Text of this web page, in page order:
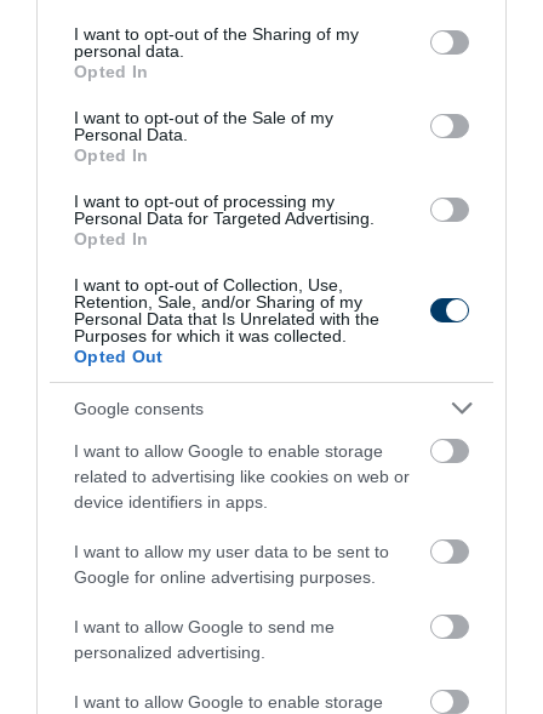
not limited to your visit or usage behaviour. You may click to
grant or deny consent to Google and its third-party tags to
use your data for below specified purposes in below Google
consent section.
I want to opt-out of the Sharing of my
personal data.
Opted In
I want to opt-out of the Sale of my
Personal Data.
Opted In
I want to opt-out of processing my
Personal Data for Targeted Advertising.
Opted In
I want to opt-out of Collection, Use,
Retention, Sale, and/or Sharing of my
Personal Data that Is Unrelated with the
Purposes for which it was collected.
Opted Out
Google consents
I want to allow Google to enable storage
related to advertising like cookies on web or
device identifiers in apps.
I want to allow my user data to be sent to
Google for online advertising purposes.
I want to allow Google to send me
personalized advertising.
I want to allow Google to enable storage
236 133
5 h 55 min
Die Instantly
343 187 305
4 h 16 min